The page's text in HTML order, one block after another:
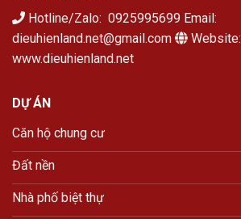
Hotline/Zalo: 0925995699 Email:
dieuhienland.net@gmail.com
Website:
www.dieuhienland.net
DỰ ÁN
Căn hộ chung cư
Đất nền
Nhà phố biệt thự